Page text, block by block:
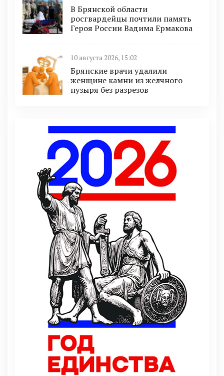
В Брянской области
росгвардейцы почтили память
Героя России Вадима Ермакова
10 августа 2026, 15:02
Брянские врачи удалили
женщине камни из желчного
пузыря без разрезов